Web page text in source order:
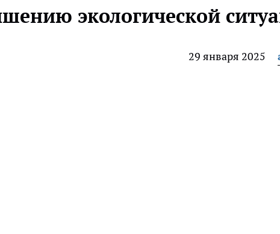
экологической
29 января 2025